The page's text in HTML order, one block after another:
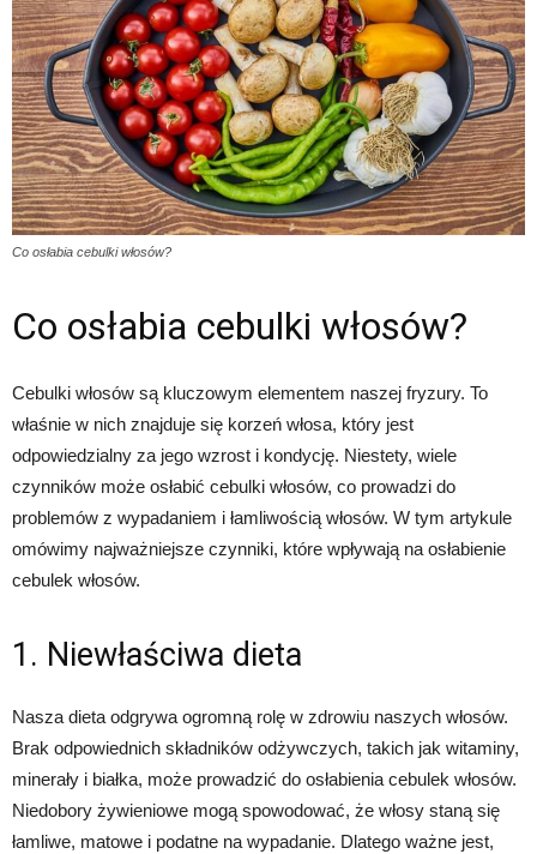
Co osłabia cebulki włosów?
Co osłabia cebulki włosów?
Cebulki włosów są kluczowym elementem naszej fryzury. To
właśnie w nich znajduje się korzeń włosa, który jest
odpowiedzialny za jego wzrost i kondycję. Niestety, wiele
czynników może osłabić cebulki włosów, co prowadzi do
problemów z wypadaniem i łamliwością włosów. W tym artykule
omówimy najważniejsze czynniki, które wpływają na osłabienie
cebulek włosów.
1. Niewłaściwa dieta
Nasza dieta odgrywa ogromną rolę w zdrowiu naszych włosów.
Brak odpowiednich składników odżywczych, takich jak witaminy,
minerały i białka, może prowadzić do osłabienia cebulek włosów.
Niedobory żywieniowe mogą spowodować, że włosy staną się
łamliwe, matowe i podatne na wypadanie. Dlatego ważne jest,